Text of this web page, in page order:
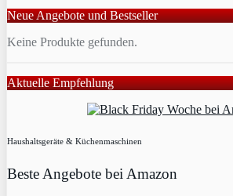
Neue Angebote und Bestseller
Keine Produkte gefunden.
Aktuelle Empfehlung
Haushaltsgeräte & Küchenmaschinen
Beste Angebote bei Amazon